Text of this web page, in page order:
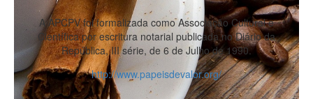
A APCPV foi formalizada como Associação Cultural e
Científica por escritura notarial publicada no Diário da
República, III série, de 6 de Julho de 1990.
http://www.papeisdevalor.org/